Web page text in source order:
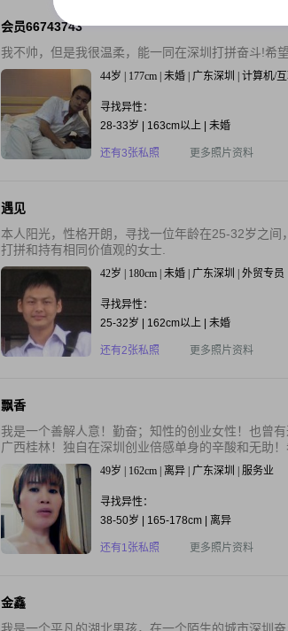
会员66743743
我不帅，但是我很温柔，能一同在深圳打拼奋斗!希
44岁 | 177cm | 未婚 | 广东深圳 | 计算机/
寻找异性：
28-33岁 | 163cm以上 | 未婚
还有3张私照 更多照片资料
遇见
本人阳光，性格开朗，寻找一位年龄在25-32岁之
打拼和持有相同价值观的女士.
42岁 | 180cm | 未婚 | 广东深圳 | 外贸专员
寻找异性：
25-32岁 | 162cm以上 | 未婚
还有2张私照 更多照片资料
飘香
我是一个善解人意！勤奋；知性的创业女性！也曾
广西桂林！独自在深圳创业倍感单身的辛酸和无助！
49岁 | 162cm | 离异 | 广东深圳 | 服务业
寻找异性：
38-50岁 | 165-178cm | 离异
还有1张私照 更多照片资料
金鑫